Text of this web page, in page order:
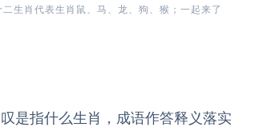
生肖代表生肖鼠、马、龙、狗、猴；一起来了
是指什么生肖，成语作答释义落实